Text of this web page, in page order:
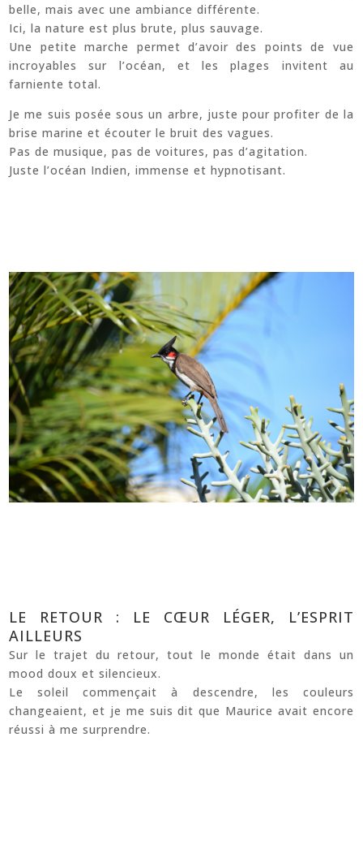
belle, mais avec une ambiance différente.
Ici, la nature est plus brute, plus sauvage.
Une petite marche permet d’avoir des points de vue
incroyables sur l’océan, et les plages invitent au
farniente total.
Je me suis posée sous un arbre, juste pour profiter de la
brise marine et écouter le bruit des vagues.
Pas de musique, pas de voitures, pas d’agitation.
Juste l’océan Indien, immense et hypnotisant.
LE RETOUR : LE CŒUR LÉGER, L’ESPRIT
AILLEURS
Sur le trajet du retour, tout le monde était dans un
mood doux et silencieux.
Le soleil commençait à descendre, les couleurs
changeaient, et je me suis dit que Maurice avait encore
réussi à me surprendre.